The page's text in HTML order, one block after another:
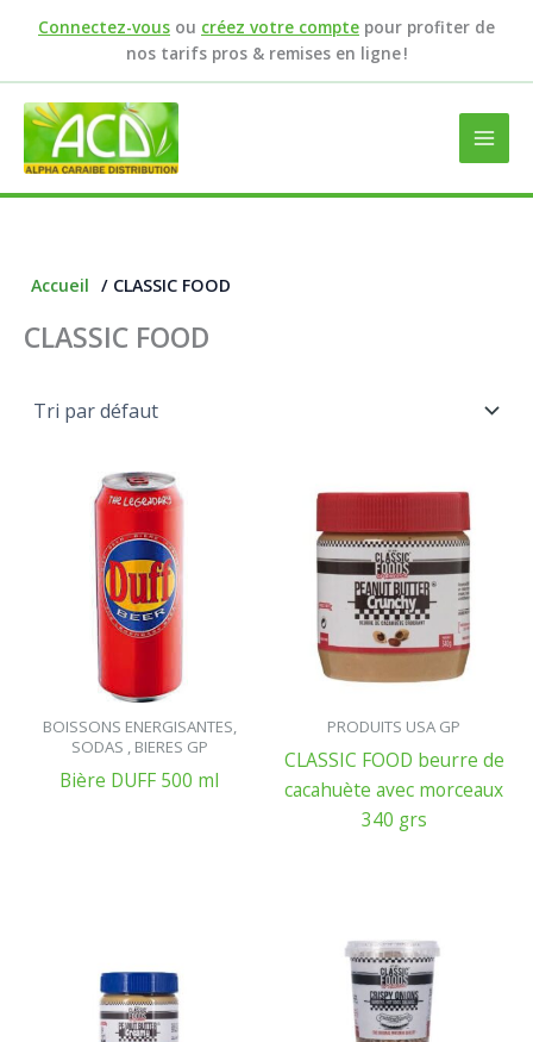
Connectez-vous ou créez votre compte pour profiter de
nos tarifs pros & remises en ligne !
Accueil / CLASSIC FOOD
CLASSIC FOOD
BOISSONS ENERGISANTES,
SODAS , BIERES GP
Bière DUFF 500 ml
PRODUITS USA GP
CLASSIC FOOD beurre de
cacahuète avec morceaux
340 grs